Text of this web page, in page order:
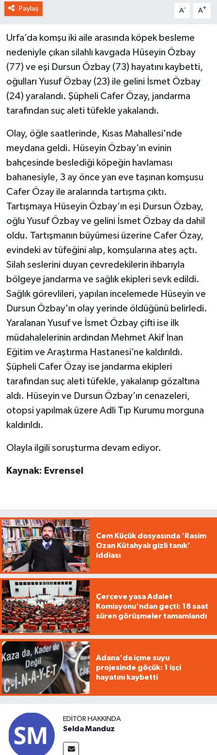
Paylaş A- A+
Urfa’da komşu iki aile arasında köpek besleme
nedeniyle çıkan silahlı kavgada Hüseyin Özbay
(77) ve eşi Dursun Özbay (73) hayatını kaybetti,
oğulları Yusuf Özbay (23) ile gelini İsmet Özbay
(24) yaralandı. Şüpheli Cafer Özay, jandarma
tarafından suç aleti tüfekle yakalandı.
Olay, öğle saatlerinde, Kısas Mahallesi'nde
meydana geldi. Hüseyin Özbay’ın evinin
bahçesinde beslediği köpeğin havlaması
bahanesiyle, 3 ay önce yan eve taşınan komşusu
Cafer Özay ile aralarında tartışma çıktı.
Tartışmaya Hüseyin Özbay’ın eşi Dursun Özbay,
oğlu Yusuf Özbay ve gelini İsmet Özbay da dahil
oldu. Tartışmanın büyümesi üzerine Cafer Özay,
evindeki av tüfeğini alıp, komşularına ateş açtı.
Silah seslerini duyan çevredekilerin ihbarıyla
bölgeye jandarma ve sağlık ekipleri sevk edildi.
Sağlık görevlileri, yapılan incelemede Hüseyin ve
Dursun Özbay'ın olay yerinde öldüğünü belirledi.
Yaralanan Yusuf ve İsmet Özbay çifti ise ilk
müdahalelerinin ardından Mehmet Akif İnan
Eğitim ve Araştırma Hastanesi’ne kaldırıldı.
Şüpheli Cafer Özay ise jandarma ekipleri
tarafından suç aleti tüfekle, yakalanıp gözaltına
aldı. Hüseyin ve Dursun Özbay’ın cenazeleri,
otopsi yapılmak üzere Adli Tıp Kurumu morguna
kaldırıldı.
Olayla ilgili soruşturma devam ediyor.
Kaynak: Evrensel
Cem Küçük dosyasında 'Rasim
Ozan Kütahyalı gizli tanık’
iddiası
Çerçeve yasa Adalet
Komisyonu'ndan geçti: 18 saat
süren görüşmeler tamamlandı
Adana'da içme suyu
projesinde göçük: 1 işçi
hayatını kaybetti
EDITÖR HAKKINDA
Selda Manduz